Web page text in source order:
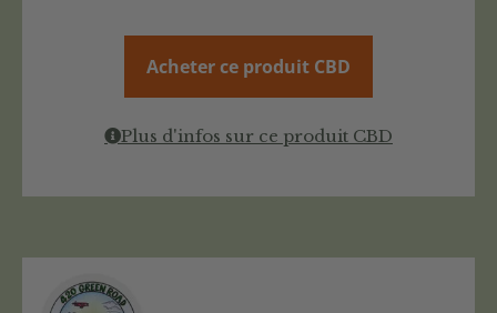
Acheter ce produit CBD
Plus d'infos sur ce produit CBD